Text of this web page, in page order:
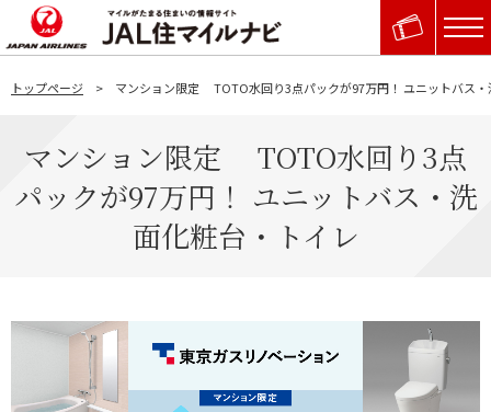
トップページ マンション限定 TOTO水回り3点パックが97万円！ ユニットバス・
マンション限定 TOTO水回り3点
パックが97万円！ ユニットバス・洗
面化粧台・トイレ